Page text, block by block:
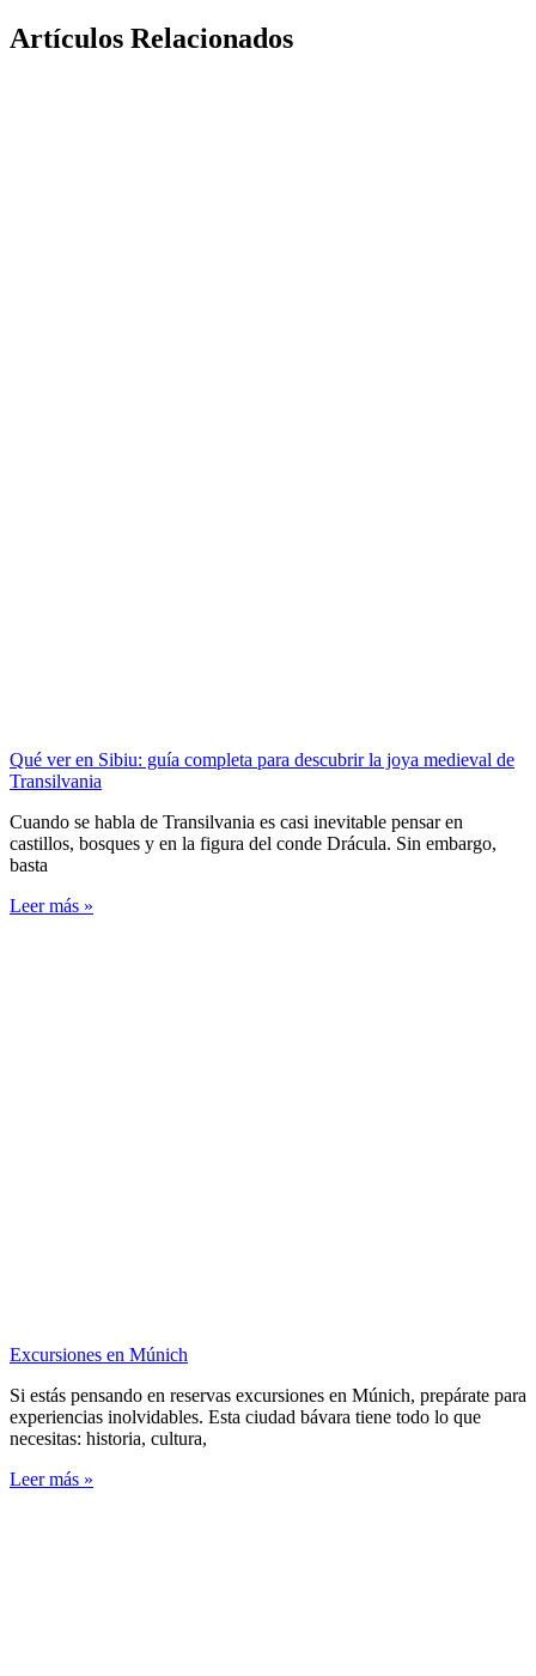
Artículos Relacionados
Qué ver en Sibiu: guía completa para descubrir la joya medieval de
Transilvania
Cuando se habla de Transilvania es casi inevitable pensar en
castillos, bosques y en la figura del conde Drácula. Sin embargo,
basta
Leer más »
Excursiones en Múnich
Si estás pensando en reservas excursiones en Múnich, prepárate para
experiencias inolvidables. Esta ciudad bávara tiene todo lo que
necesitas: historia, cultura,
Leer más »